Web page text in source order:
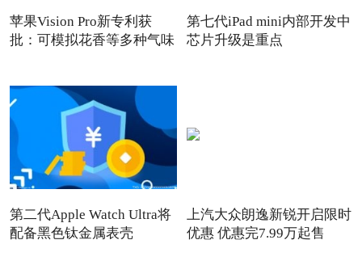
苹果Vision Pro新专利获
批：可模拟花香等多种气味
第七代iPad mini内部开发中
芯片升级是重点
第二代Apple Watch Ultra将
配备黑色钛金属表壳
上汽大众朗逸新锐开启限时
优惠 优惠完7.99万起售